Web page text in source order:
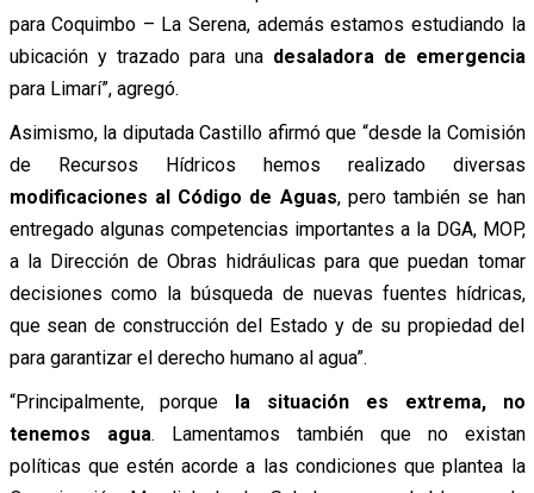
para Coquimbo – La Serena, además estamos estudiando la
ubicación y trazado para una desaladora de emergencia
para Limarí”, agregó.
Asimismo, la diputada Castillo afirmó que “desde la Comisión
de Recursos Hídricos hemos realizado diversas
modificaciones al Código de Aguas, pero también se han
entregado algunas competencias importantes a la DGA, MOP,
a la Dirección de Obras hidráulicas para que puedan tomar
decisiones como la búsqueda de nuevas fuentes hídricas,
que sean de construcción del Estado y de su propiedad del
para garantizar el derecho humano al agua”.
“Principalmente, porque la situación es extrema, no
tenemos agua. Lamentamos también que no existan
políticas que estén acorde a las condiciones que plantea la